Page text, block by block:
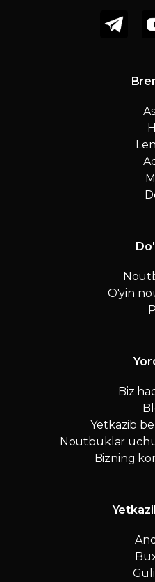
O'yin
Biz
Yetkazib
Noutbuklar
Bizning